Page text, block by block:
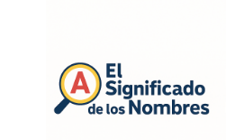
contenido